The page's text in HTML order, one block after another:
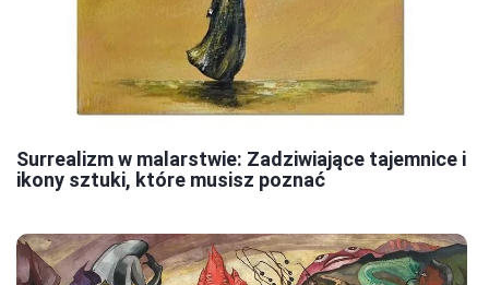
Surrealizm w malarstwie: Zadziwiające tajemnice i
ikony sztuki, które musisz poznać